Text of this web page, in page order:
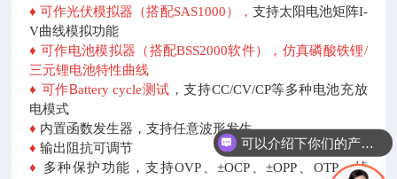
♦ 可作光伏模拟器（搭配SAS1000）， 支持太阳电池矩阵I-
V曲线模拟功能
♦可作电池模拟器（搭配BSS2000软件），仿真磷酸铁锂/
三元锂电池特性曲线
♦ 可作Battery cycle测试 ，支持CC/CV/CP等多种电池充放
电模式
♦ 内置函数发生器，支持任意波形发生
♦ 输出阻抗可调节
♦
多种保护功能，支持OVP、±OCP、±OPP、OTP、掉
可以介绍下你们的产品么